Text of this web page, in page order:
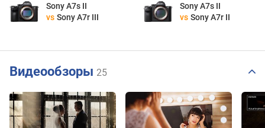
Sony A7s II
vs Sony A7r III
Sony A7s II
vs Sony A7r II
Видеообзоры 25